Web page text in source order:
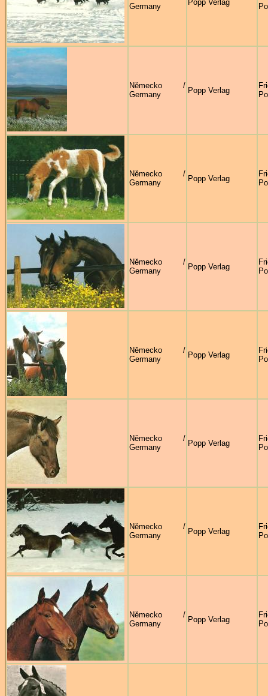
Germany
Popp Verlag
Německo /
Germany
Popp Verlag
Německo /
Germany
Popp Verlag
Německo /
Germany
Popp Verlag
Německo /
Germany
Popp Verlag
Německo /
Germany
Popp Verlag
Německo /
Germany
Popp Verlag
Německo /
Germany
Popp Verlag